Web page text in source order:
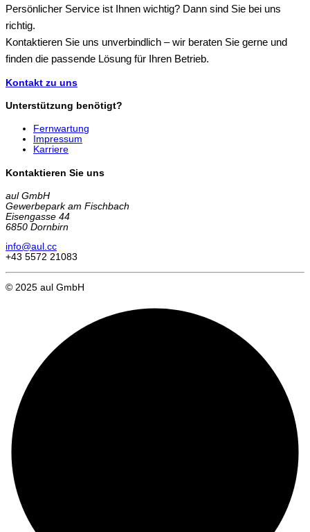
Persönlicher Service ist Ihnen wichtig? Dann sind Sie bei uns
richtig.
Kontaktieren Sie uns unverbindlich – wir beraten Sie gerne und
finden die passende Lösung für Ihren Betrieb.
Kontakt zu uns
Unterstützung benötigt?
Fernwartung
Impressum
Karriere
Kontaktieren Sie uns
aul GmbH
Gewerbepark am Fischbach
Eisengasse 44
6850 Dornbirn
info@aul.cc
+43 5572 21083
© 2025 aul GmbH